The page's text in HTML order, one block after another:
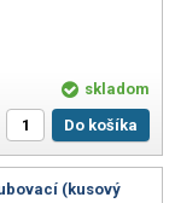
skladom
Do košíka
(kusový